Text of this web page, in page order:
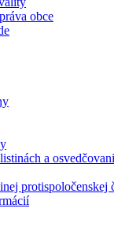
obce
a
protispoločenskej